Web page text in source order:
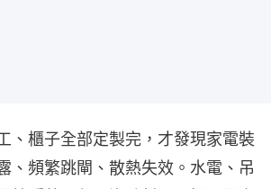
、櫃子全部定製完，才發現家電裝
、頻繁跳閘、散熱失效。水電、吊